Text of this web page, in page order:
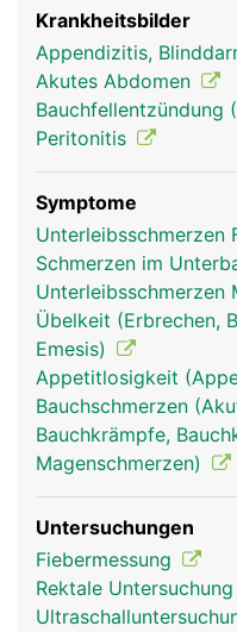
Krankheitsbilder
Appendizitis,
Akutes Abdomen
Bauchfellentzündung
Peritonitis
Symptome
Unterleibsschmerzen
Schmerzen im
Unterleibsschmerzen
Übelkeit (Erbrechen,
Emesis)
Appetitlosigkeit
Bauchschmerzen
Bauchkrämpfe,
Magenschmerzen)
Untersuchungen
Fiebermessung
Rektale Untersuchung